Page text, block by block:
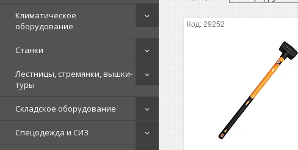
Климатическое
оборудование
Станки
Лестницы, стремянки, вышки-
туры
Складское оборудование
Спецодежда и СИЗ
29252